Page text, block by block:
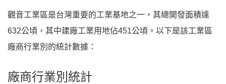
觀音工業區是台灣重要的工業基地之一，其總開發面積達
632公頃，其中建廠工業用地佔451公頃。以下是該工業區
廠商行業別的統計數據：
廠商行業別統計